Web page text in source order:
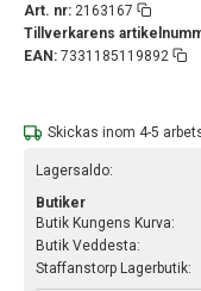
Art. nr: 2163167
Tillverkarens
EAN: 7331185119892
Skickas inom 4-5
Lagersaldo:
Butiker
Butik Kungens Kurva:
Butik Veddesta:
Staffanstorp Lagerbutik: